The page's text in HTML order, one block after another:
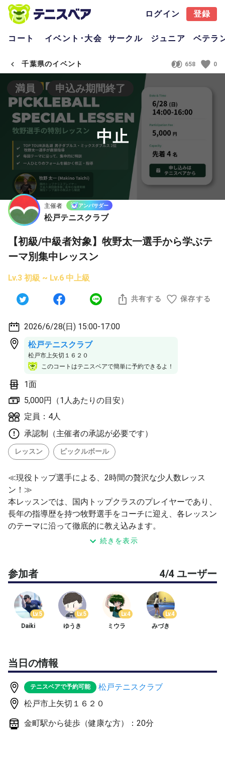
ログイン 登録
コート イベント･大会 サークル ジュニア ベテラ
千葉県のイベント 658 0
中止
満員 申込み期間終了
主催者 アンバサダー
松戸テニスクラブ
【初級/中級者対象】牧野太一選手から学ぶテ
ーマ別集中レッスン
Lv.3 初級 ~ Lv.6 中上級
共有する 保存する
2026/6/28(日) 15:00-17:00
松戸テニスクラブ
松戸市上矢切１６２０
このコートはテニスベアで簡単に予約できるよ！
1面
5,000円（1人あたりの目安）
定員：4人
承認制（主催者の承認が必要です）
レッスン ピックルボール
≪現役トップ選手による、2時間の贅沢な少人数レッス
ン！≫
本レッスンでは、国内トップクラスのプレイヤーであり、
長年の指導歴を持つ牧野選手をコーチに迎え、各レッスン
のテーマに沿って徹底的に教え込みます。
ームを細かくチェックしながら直接伝授します。
■ 本レッスンの特徴
✔︎ 初・中級者に寄り添う少人数制（定員4名）
4名限定だからこそ、一人ひとりの癖や課題に合わせた細
毎回のテーマに関する練習をじっくり2時間練習すること
で、レッスンを受けるごとにレベルアップすること間違い
なし。
✔︎ トッププレイヤーの視点をわかりやすく解説
現役最前線で戦う選手が、普段の試合で何を意識している
のか、その「視点」を噛み砕いてお伝えします。
続きを表示
参加者 4/4 ユーザー
Lv.5
Daiki
Lv.5
ゆうき
Lv.4
ミウラ
Lv.4
みづき
当日の情報
テニスベアで予約可能
松戸テニスクラブ
松戸市上矢切１６２０
金町駅から徒歩（健康な方）：20分